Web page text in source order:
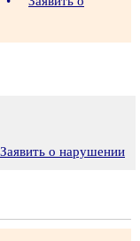
Заявить о нарушении